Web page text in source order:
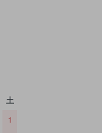
土
1